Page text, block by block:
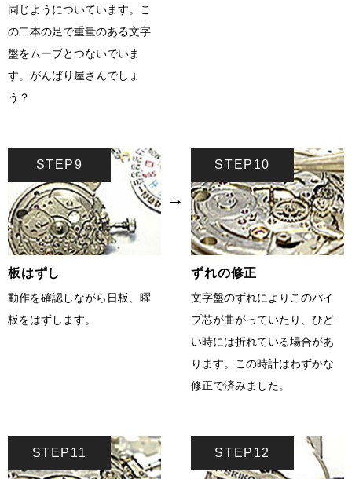
同じようについています。こ
の二本の足で重量のある文字
盤をムーブとつないでいま
す。がんばり屋さんでしょ
う？
STEP9
板はずし
動作を確認しながら日板、曜
板をはずします。
STEP10
ずれの修正
文字盤のずれによりこのパイ
プ芯が曲がっていたり、ひど
い時には折れている場合があ
ります。この時計はわずかな
修正で済みました。
STEP11 STEP12